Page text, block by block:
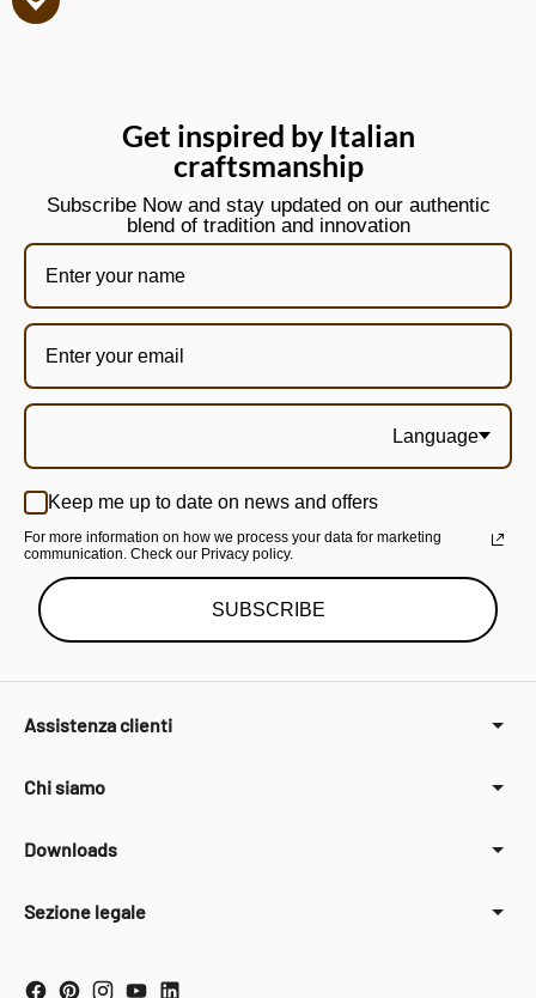
Get inspired by Italian
craftsmanship
Subscribe Now and stay updated on our authentic
blend of tradition and innovation
Language
Keep me up to date on news and offers
For more information on how we process your data for marketing
communication. Check our Privacy policy.
SUBSCRIBE
Assistenza clienti
Chi siamo
Downloads
Sezione legale